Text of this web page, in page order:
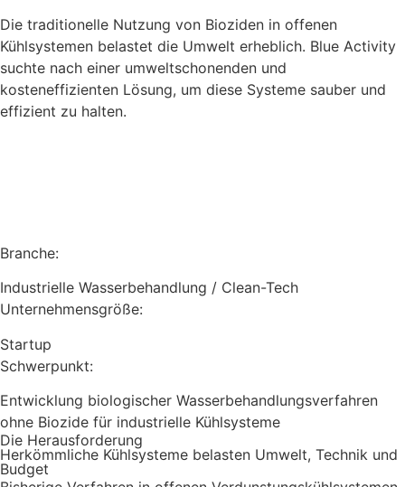
Die traditionelle Nutzung von Bioziden in offenen
Kühlsystemen belastet die Umwelt erheblich. Blue Activity
suchte nach einer umweltschonenden und
kosteneffizienten Lösung, um diese Systeme sauber und
effizient zu halten.
Branche:
Industrielle Wasserbehandlung / Clean-Tech
Unternehmensgröße:
Startup
Schwerpunkt:
Entwicklung biologischer Wasserbehandlungs­verfahren
ohne Biozide für industrielle Kühlsysteme
Die Herausforderung
Herkömmliche Kühlsysteme belasten Umwelt, Technik und
Budget